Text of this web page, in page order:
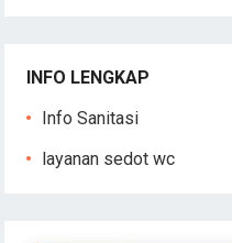
INFO LENGKAP
Info Sanitasi
layanan sedot wc